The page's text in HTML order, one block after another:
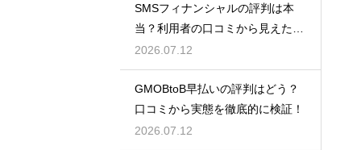
SMSフィナンシャルの評判は本
当？利用者の口コミから見えた実
態検証
2026.07.12
GMOBtoB早払いの評判はどう？
口コミから実態を徹底的に検証！
2026.07.12